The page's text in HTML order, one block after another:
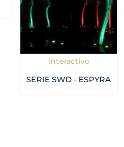
Interactivo
SERIE SWD - ESPYRA